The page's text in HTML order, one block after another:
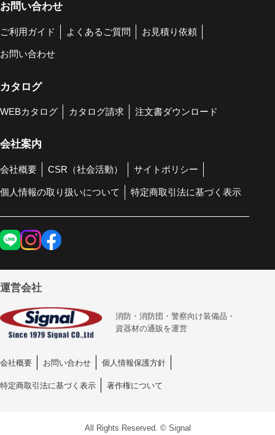
お問い合わせ
ご利用ガイド よくあるご質問 お見積り依頼
お問い合わせ
カタログ
WEBカタログ カタログ請求 注文書ダウンロード
会社案内
会社概要 CSR（社会活動） サイトポリシー
個人情報の取り扱いについて 特定商取引法に基づく表示
運営会社
消防・消防団・警察向け装備品・
資器材の通販を運営
会社概要 お問い合わせ 個人情報保護方針
特定商取引法に基づく表示 著作権について
All Rights Reserved. © Signal